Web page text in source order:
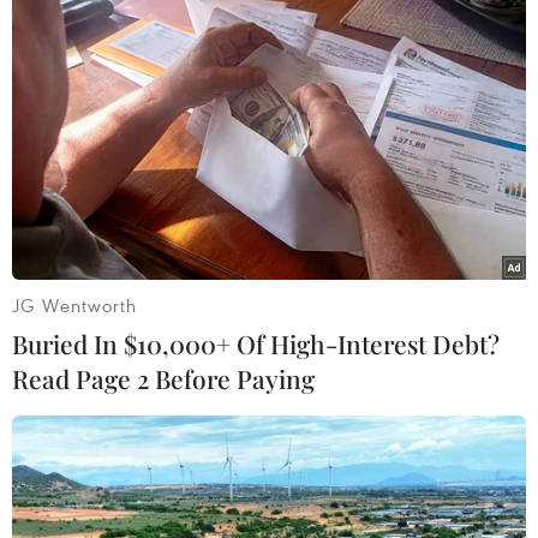
Câu chuyện điện ảnh: Bom tấn "The
Odyssey" giữ vững ngôi vương
phòng vé
27/07/2026 05:25
Nghị định 189 vừa có hiệu lực, phim
Nhà nước đặt hàng lập tức "gây sốt"
phòng vé
24/07/2026 11:44
ngậm ngùi vì Spider-Man 4 không có
suất
24/07/2026 04:09
JG Wentworth
Buried In $10,000+ Of High-Interest Debt?
Read Page 2 Before Paying